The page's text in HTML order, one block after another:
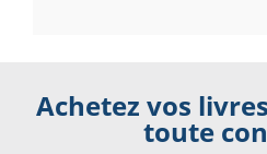
Achetez vos
toute